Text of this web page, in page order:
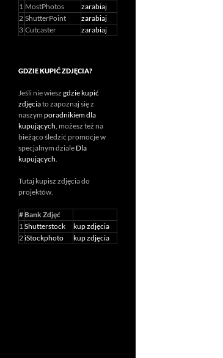
1 MostPhotos
zarabiaj
2 ShutterPoint
zarabiaj
3 Cutcaster zarabiaj
GDZIE KUPIĆ ZDJĘCIA?
Jeśli nie wiesz gdzie kupić
zdjęciato zapoznaj się z
naszym poradnikiem dla
kupujących, możesz też na
bieżąco śledzić promocje w
specjalnym dziale Dla
kupujących.
Tutaj kupisz zdjęcia do
projektów.
# Bank Zdjęć
1Shutterstock
kup zdjęcia
2iStockphoto kup zdjęcia